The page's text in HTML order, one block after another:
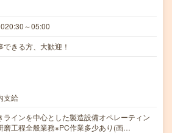
～05:00
きる方、大歓迎！
支給
ラインを中心とした製造設備オペレーティン
磨工程全般業務※PC作業多少あり(画…